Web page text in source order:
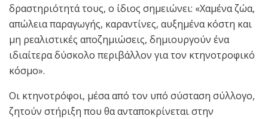
δραστηριότητά τους, ο ίδιος σημειώνει: «Χαμένα ζώα,
απώλεια παραγωγής, καραντίνες, αυξημένα κόστη και
μη ρεαλιστικές αποζημιώσεις, δημιουργούν ένα
ιδιαίτερα δύσκολο περιβάλλον για τον κτηνοτροφικό
κόσμο».
Οι κτηνοτρόφοι, μέσα από τον υπό σύσταση σύλλογο,
ζητούν στήριξη που θα ανταποκρίνεται στην